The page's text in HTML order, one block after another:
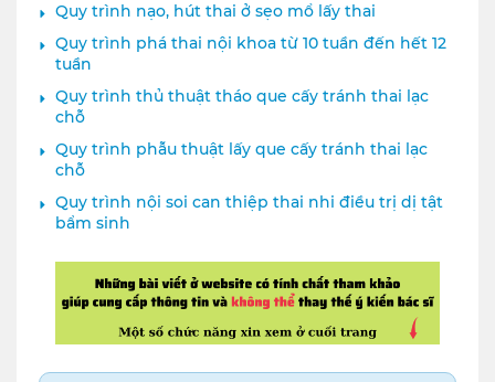
Quy trình nạo, hút thai ở sẹo mổ lấy thai
Quy trình phá thai nội khoa từ 10 tuần đến hết 12
tuần
Quy trình thủ thuật tháo que cấy tránh thai lạc
chỗ
Quy trình phẫu thuật lấy que cấy tránh thai lạc
chỗ
Quy trình nội soi can thiệp thai nhi điều trị dị tật
bẩm sinh